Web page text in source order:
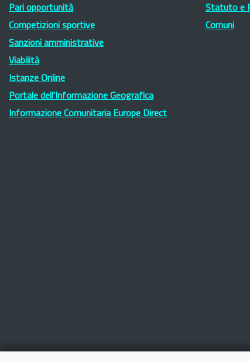
Pari opportunità
Competizioni sportive
Sanzioni amministrative
Viabilità
Istanze Online
Portale dell'Informazione Geografica
Informazione Comunitaria Europe Direct
Statuto e
Comuni